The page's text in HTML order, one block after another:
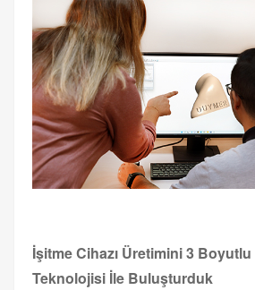
İşitme Cihazı Üretimini 3 Boyutlu
Teknolojisi İle Buluşturduk